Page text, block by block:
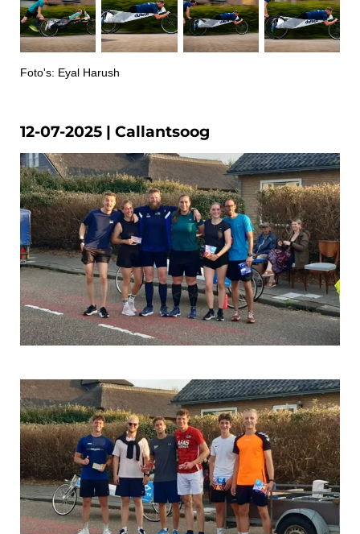
Foto's: Eyal Harush
12-07-2025 | Callantsoog